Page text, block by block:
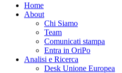
Home
About
Chi Siamo
Team
Comunicati stampa
Entra in OriPo
Analisi e Ricerca
Desk Unione Europea